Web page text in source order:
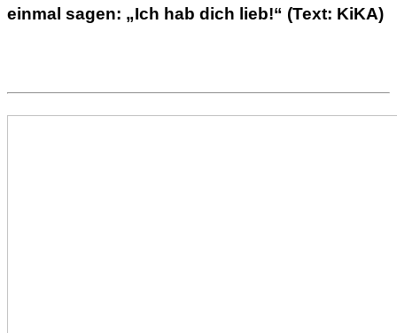
einmal sagen: „Ich hab dich lieb!“ (Text: KiKA)